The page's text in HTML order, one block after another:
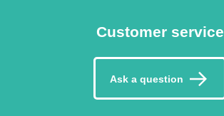
Customer service
Ask a question